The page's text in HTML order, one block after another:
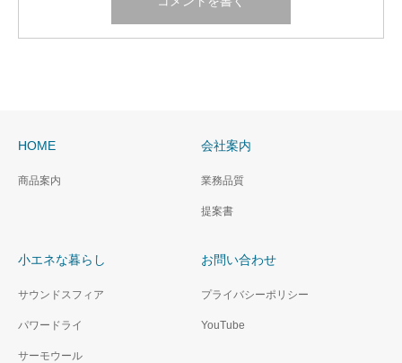
HOME
商品案内
会社案内
業務品質
提案書
小エネな暮らし
サウンドスフィア
パワードライ
サーモウール
お問い合わせ
プライバシーポリシー
YouTube